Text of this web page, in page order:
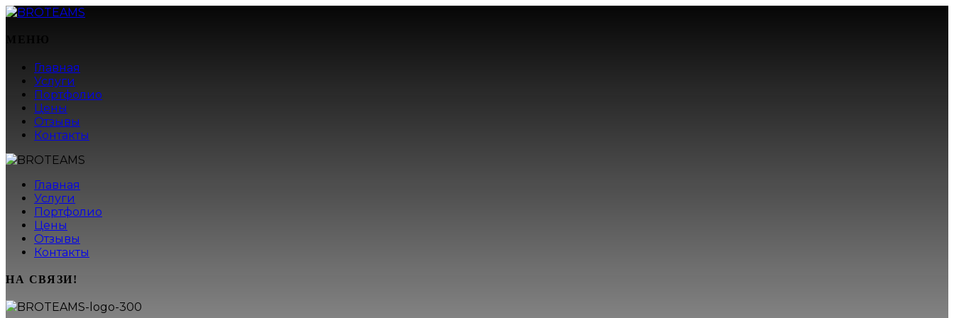
Главная
Услуги
Портфолио
Цены
Отзывы
Контакты
Главная
Услуги
Портфолио
Цены
Отзывы
Контакты
НА СВЯЗИ!